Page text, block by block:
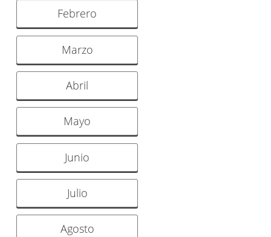
Febrero
Marzo
Abril
Mayo
Junio
Julio
Agosto